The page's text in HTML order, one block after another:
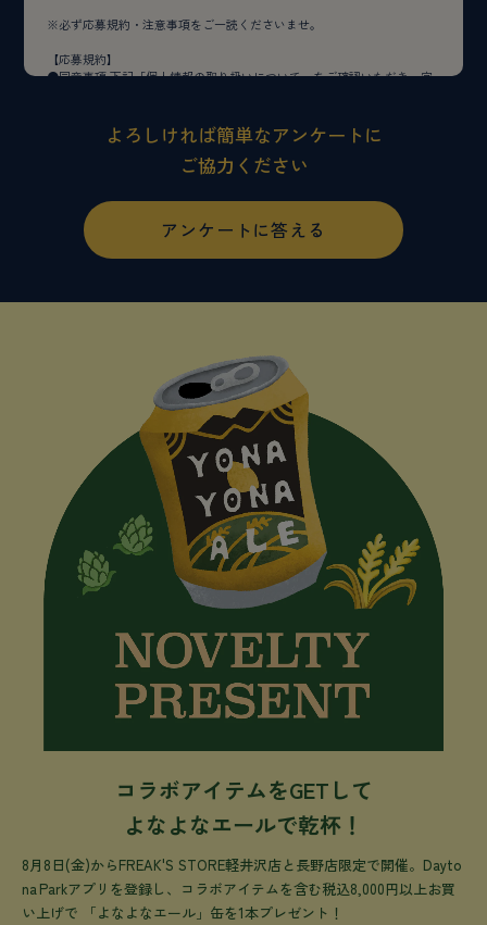
※必ず応募規約・注意事項をご一読くださいませ。
【応募規約】
●︎同意事項 下記「個人情報の取り扱いについて」をご確認いただき、宜
バシーポリシー」に則り、適切に管理いたします。
▼プライバシーポリシーはこちら▼
https://daytonajp.com/policy/
「個人情報の取り扱いについて」
＜利用目的＞
・当選時にご提出いただく個人情報は、当社が本キャンペーンの景品を
配送する際に適切に対応し管理するために利用します。
＜第三者提供＞
＜委託＞
・当個人情報の利用目的の通知、開示、内容の訂正・追加または削除、
利用の停止・消去および第三者への提供の停止、第三者提供記録の開示
の請求（「開示等」といいます。）を受け付けております。開示等の求
めは、以下の「個人情報苦情及び相談窓口」で受け付けます。
＜個人情報をご入力するにあたっての注意事項＞
・必要事項が記載されていない場合、最適なご回答ができない場合があ
ります。
＜個人情報保護管理者＞
株式会社デイトナ・インターナショナル
常務取締役 DX本部 本部長 加藤利典
＜個人情報苦情及び相談窓口＞
株式会社デイトナ・インターナショナル
人事総務部 総務課 苦情相談窓口
【注意事項】
※当選者には8月中旬〜10月下旬ごろDMにてご連絡いたします
※当選者にはご連絡までフォローを解除しないようご注意ください。
※当選時にDMをお送りするため、アカウントが非公開の場合、抽選対象
外となります。
●︎抽選方法や当選に関するお問い合わせにはお答えできませんので、ご
●︎賞品は、ご登録いただいているご住所へ8月中旬〜10月下旬に発送予定
や、ご登録住所の不備・転居等により賞品をお届けできない場合、ご当
い。●本キャンペーンは、予告なく終了する場合がございます。
※必ず応募規約をご一読くださいませ。
よろしければ簡単なアンケートに
ご協力ください
アンケートに答える
コラボアイテムをGETして
よなよなエールで乾杯！
8月8日(金)からFREAK'S STORE軽井沢店と長野店限定で開催。Dayto
na Parkアプリを登録し、コラボアイテムを含む税込8,000円以上お買
い上げで 「よなよなエール」缶を1本プレゼント！